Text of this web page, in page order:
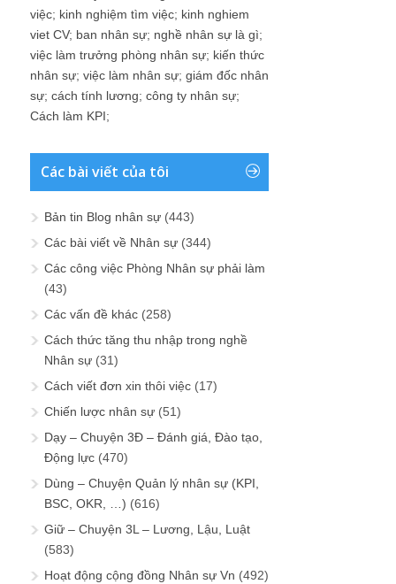
việc; kinh nghiệm tìm việc; kinh nghiem
viet CV; ban nhân sự; nghề nhân sự là gì;
việc làm trưởng phòng nhân sự; kiến thức
nhân sự; việc làm nhân sự; giám đốc nhân
sự; cách tính lương; công ty nhân sự;
Cách làm KPI;
Các bài viết của tôi
Bản tin Blog nhân sự (443)
Các bài viết về Nhân sự (344)
Các công việc Phòng Nhân sự phải làm
(43)
Các vấn đề khác (258)
Cách thức tăng thu nhập trong nghề
Nhân sự (31)
Cách viết đơn xin thôi việc (17)
Chiến lược nhân sự (51)
Dạy – Chuyện 3Đ – Đánh giá, Đào tạo,
Động lực (470)
Dùng – Chuyện Quản lý nhân sự (KPI,
BSC, OKR, …) (616)
Giữ – Chuyện 3L – Lương, Lậu, Luật
(583)
Hoạt động cộng đồng Nhân sự Vn (492)